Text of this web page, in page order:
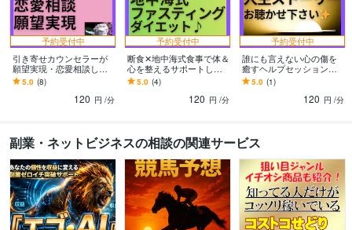
予約受付中
引き寄せカウンセラーが
願望実現・恋愛相談しま
す スピリチュアルな視点
で願望実現の方法や恋愛
相談に寄り添います
5.0 (8)
120 円 /分
予約受付中
断食✕地中海式食事で体＆
心を整えるサポートしま
す 地中海式ファスティン
グでリバウンドせず体も
心も喜ぶ美習慣✨
5.0 (4)
120 円 /分
予約受付中
誰にも言えない心の傷を
癒すヘルプセッションし
ます 闇を語り、心に光を
灯す 過去の自分を癒
し、自他ともに許す旅へ
5.0 (1)
120 円 /分
副業・ネットビジネスの相談の関連サービス